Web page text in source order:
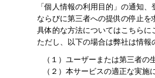
「個人情報の利用目的」の通知
ならびに第三者への提供の停止を
具体的な方法についてはこちらに
ただし、以下の場合は弊社は情報
（１）ユーザーまたは第三者
（２）本サービスの適正な実